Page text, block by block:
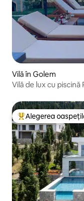
Vilă în Golem
Vilă de lux cu piscină
Locuință din topul
Alegerea